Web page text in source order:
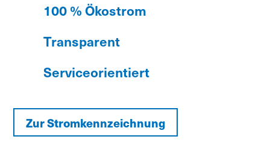
100 % Ökostrom
Transparent
Serviceorientiert
Zur Stromkennzeichnung